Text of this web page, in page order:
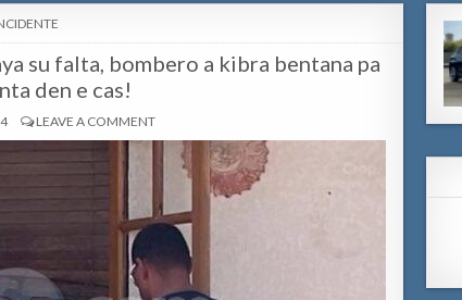
su falta, bombero a kibra bentana pa
den e cas!
LEAVE A COMMENT